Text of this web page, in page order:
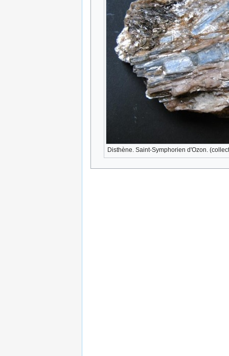
Disthène. Saint-Symphorien d'Ozon.